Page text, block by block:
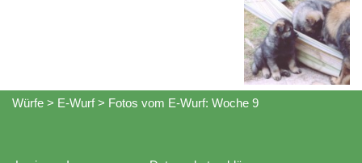
Würfe > E-Wurf> Fotos vom E-Wurf: Woche 9